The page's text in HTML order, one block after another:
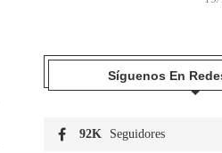
Síguenos En
92K Seguidores